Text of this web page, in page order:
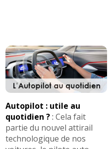
Autopilot : utile au
quotidien ?: Cela fait
partie du nouvel attirail
technologique de nos